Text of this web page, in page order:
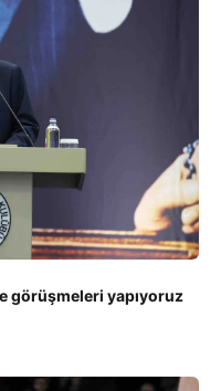
görüşmeleri yapıyoruz